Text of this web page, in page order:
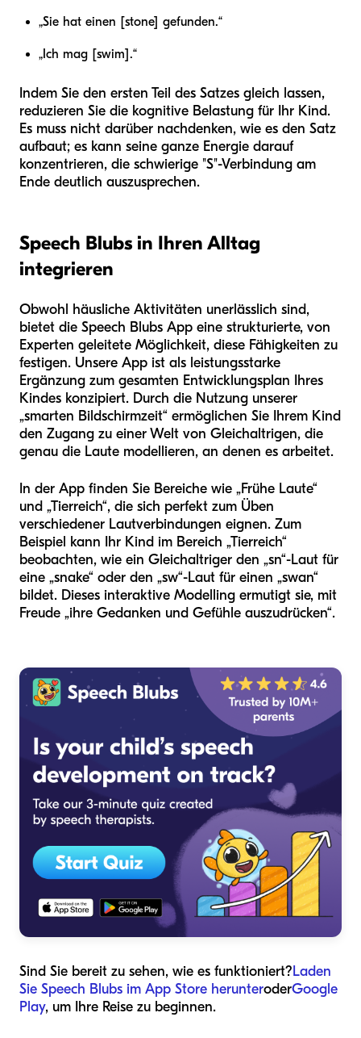
„Sie hat einen [stone] gefunden.“
„Ich mag [swim].“
Indem Sie den ersten Teil des Satzes gleich lassen,
reduzieren Sie die kognitive Belastung für Ihr Kind.
Es muss nicht darüber nachdenken, wie es den Satz
aufbaut; es kann seine ganze Energie darauf
konzentrieren, die schwierige "S"-Verbindung am
Ende deutlich auszusprechen.
Speech Blubs in Ihren Alltag
integrieren
Obwohl häusliche Aktivitäten unerlässlich sind,
bietet die Speech Blubs App eine strukturierte, von
Experten geleitete Möglichkeit, diese Fähigkeiten zu
festigen. Unsere App ist als leistungsstarke
Ergänzung zum gesamten Entwicklungsplan Ihres
Kindes konzipiert. Durch die Nutzung unserer
„smarten Bildschirmzeit“ ermöglichen Sie Ihrem Kind
den Zugang zu einer Welt von Gleichaltrigen, die
genau die Laute modellieren, an denen es arbeitet.
In der App finden Sie Bereiche wie „Frühe Laute“
und „Tierreich“, die sich perfekt zum Üben
verschiedener Lautverbindungen eignen. Zum
Beispiel kann Ihr Kind im Bereich „Tierreich“
beobachten, wie ein Gleichaltriger den „sn“-Laut für
eine „snake“ oder den „sw“-Laut für einen „swan“
bildet. Dieses interaktive Modelling ermutigt sie, mit
Freude „ihre Gedanken und Gefühle auszudrücken“.
Sind Sie bereit zu sehen, wie es funktioniert?Laden
Sie Speech Blubs im App Store herunteroderGoogle
Play, um Ihre Reise zu beginnen.